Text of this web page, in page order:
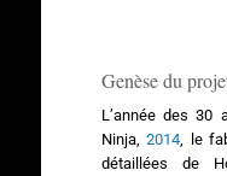
Genèse du
L’année des 30
Ninja,2014 , le
détaillées de